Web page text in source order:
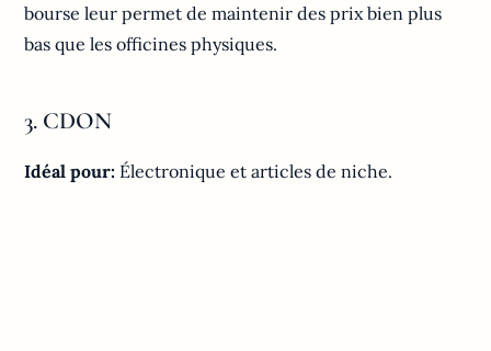
bourse leur permet de maintenir des prix bien plus
bas que les officines physiques.
3. CDON
Idéal pour: Électronique et articles de niche.